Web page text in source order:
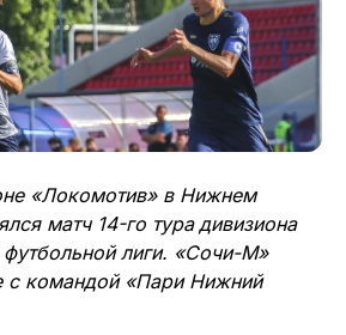
«Локомотив» в Нижнем
матч 14-го тура дивизиона
лиги. «Сочи-М»
с командой «Пари Нижний